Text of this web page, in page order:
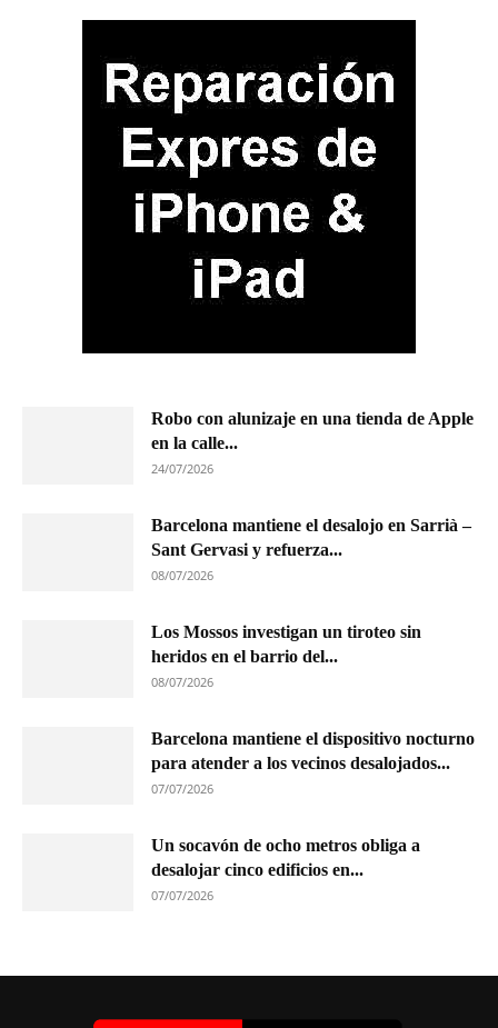
Robo con alunizaje en una tienda de Apple
en la calle...
24/07/2026
Barcelona mantiene el desalojo en Sarrià –
Sant Gervasi y refuerza...
08/07/2026
Los Mossos investigan un tiroteo sin
heridos en el barrio del...
08/07/2026
Barcelona mantiene el dispositivo nocturno
para atender a los vecinos desalojados...
07/07/2026
Un socavón de ocho metros obliga a
desalojar cinco edificios en...
07/07/2026